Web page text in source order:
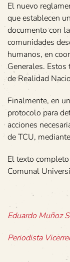
El nuevo
que establecen
documento con
comunidades
humanos, en
Generales.
de Realidad
Finalmente, en
protocolo para
acciones
de TCU,
El texto
Comunal
Eduardo Muñoz
Periodista